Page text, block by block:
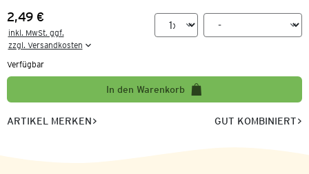
Preis:
2,49 €
inkl. MwSt. ggf.
zzgl. Versandkosten
Verfügbar
In den Warenkorb
ARTIKEL MERKEN GUT KOMBINIERT